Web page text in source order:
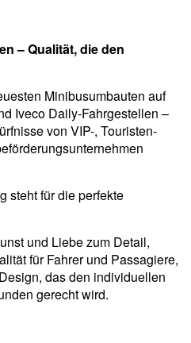
– Qualität, die den
Minibusumbauten auf
Iveco Daily-Fahrgestellen –
von VIP-, Touristen-
steht für die perfekte
und Liebe zum Detail,
für Fahrer und Passagiere,
das den individuellen
gerecht wird.